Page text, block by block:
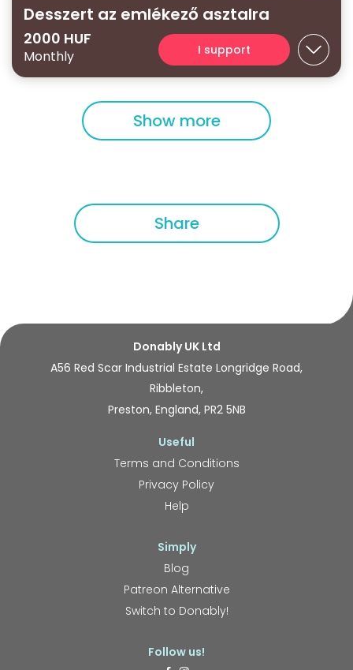
Desszert az emlékező asztalra
2000 HUF
Monthly I support
Show more
Share
Donably UK Ltd
A56 Red Scar Industrial Estate Longridge Road,
Ribbleton,
Preston, England, PR2 5NB
Useful
Terms and Conditions
Privacy Policy
Help
Simply
Blog
Patreon Alternative
Switch to Donably!
Follow us!